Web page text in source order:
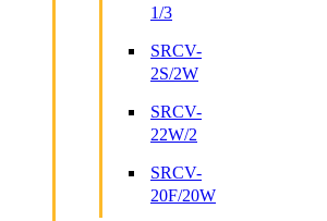
1/3
SRCV-
2S/2W
SRCV-
22W/2
SRCV-
20F/20W